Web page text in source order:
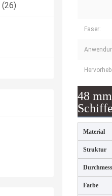
(26)
Faser:
48
Material
Struktur
Farbe